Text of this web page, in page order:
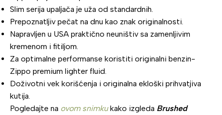
Slim serija upaljača je uža od standardnih.
Prepoznatljiv pečat na dnu kao znak originalnosti.
Napravljen u USA praktično neuništiv sa zamenljivim
kremenom i fitiljom.
Za optimalne performanse koristiti originalni benzin-
Zippo premium lighter fluid.
Doživotni vek korišćenja i originalna ekloški prihvatjiva
kutija.
Pogledajte na ovom snimkukako izgleda Brushed